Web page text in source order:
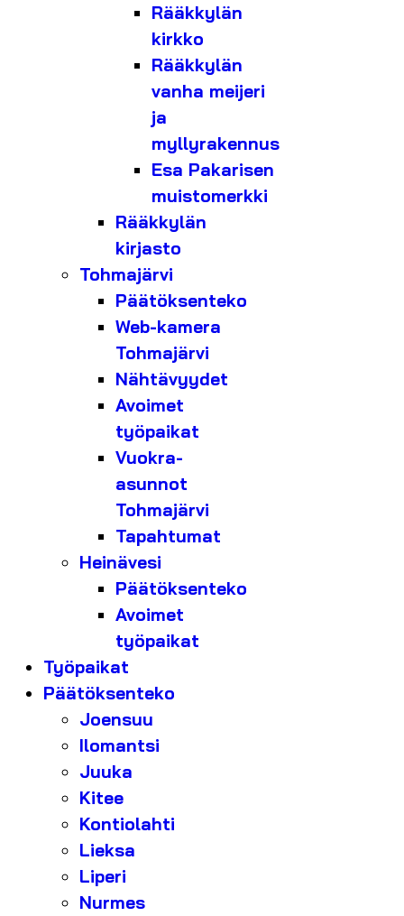
Rääkkylän
kirkko
Rääkkylän
vanha meijeri
ja
myllyrakennus
Esa Pakarisen
muistomerkki
Rääkkylän
kirjasto
Tohmajärvi
Päätöksenteko
Web-kamera
Tohmajärvi
Nähtävyydet
Avoimet
työpaikat
Vuokra-
asunnot
Tohmajärvi
Tapahtumat
Heinävesi
Päätöksenteko
Avoimet
työpaikat
Työpaikat
Päätöksenteko
Joensuu
Ilomantsi
Juuka
Kitee
Kontiolahti
Lieksa
Liperi
Nurmes